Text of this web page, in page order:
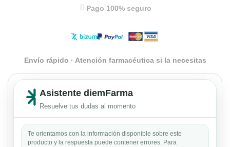
Pago 100% seguro
Envío rápido · Atención farmacéutica si la necesitas
Asistente diemFarma
Resuelve tus dudas al momento
Te orientamos con la información disponible sobre este
producto y la respuesta puede contener errores. Para